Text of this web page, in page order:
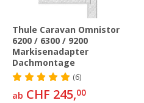
Thule Caravan Omnistor
6200 / 6300 / 9200
Markisenadapter
Dachmontage
(6)
ab CHF 245,00